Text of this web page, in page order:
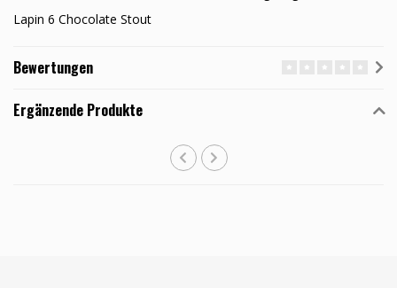
Lapin 6 Chocolate Stout
Bewertungen
Ergänzende Produkte